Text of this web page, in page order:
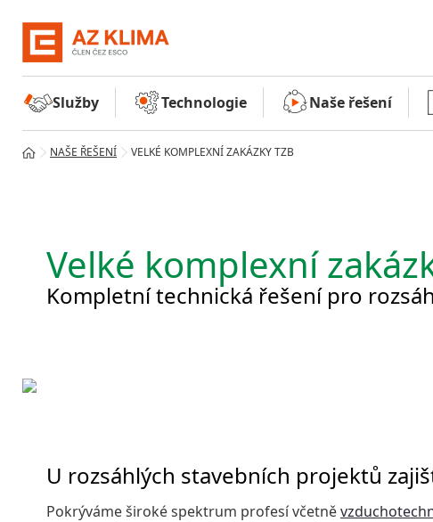
Služby Technologie Naše řešení
NAŠE ŘEŠENÍ VELKÉ KOMPLEXNÍ ZAKÁZKY TZB
Velké komplexní
Kompletní technická řešení pro
U rozsáhlých stavebních projektů
Pokrýváme široké spektrum profesí včetně